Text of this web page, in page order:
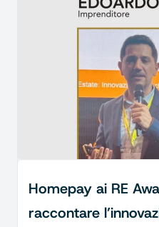
Homepay ai RE
raccontare